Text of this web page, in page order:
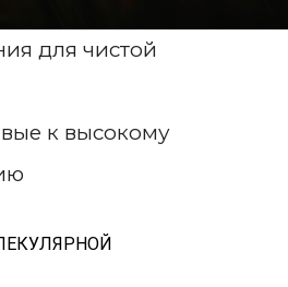
для чистой
к высокому